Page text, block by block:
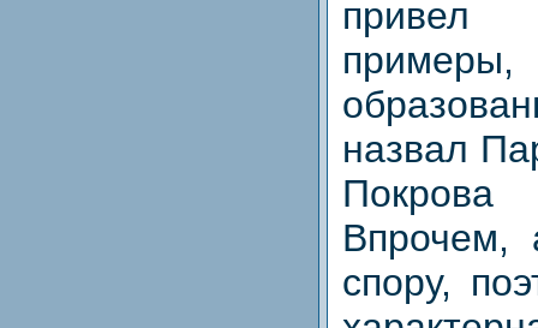
привел
примеры,
назвал
Впрочем,
спору,